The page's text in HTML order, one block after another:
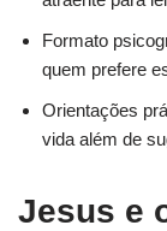
Formato
quem prefere
Orientações
vida além de
Jesus e